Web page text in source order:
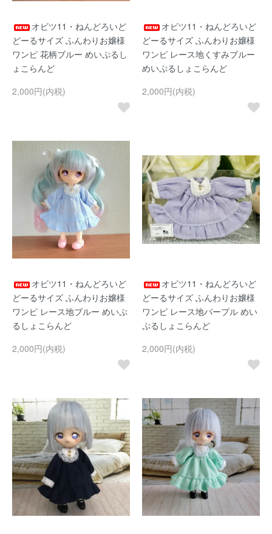
オビツ11・ねんどろいど
どーるサイズ ふんわりお嬢様
ワンピ 花柄ブルー めいぷるし
ょこらんど
2,000円(内税)
オビツ11・ねんどろいど
どーるサイズ ふんわりお嬢様
ワンピ レース地くすみブルー
めいぷるしょこらんど
2,000円(内税)
オビツ11・ねんどろいど
どーるサイズ ふんわりお嬢様
ワンピ レース地ブルー めいぷ
るしょこらんど
2,000円(内税)
オビツ11・ねんどろいど
どーるサイズ ふんわりお嬢様
ワンピ レース地パープル めい
ぷるしょこらんど
2,000円(内税)